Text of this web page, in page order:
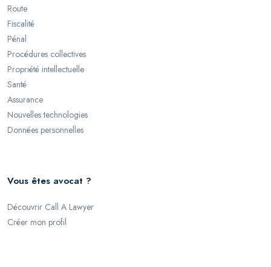
Route
Fiscalité
Pénal
Procédures collectives
Propriété intellectuelle
Santé
Assurance
Nouvelles technologies
Données personnelles
Vous êtes avocat ?
Découvrir Call A Lawyer
Créer mon profil